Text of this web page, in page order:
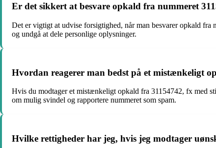
Er det sikkert at besvare opkald fra nummeret
Det er vigtigt at udvise forsigtighed, når man besvarer opkald
og undgå at dele personlige oplysninger.
Hvordan reagerer man bedst på et mistænkeligt
Hvis du modtager et mistænkeligt opkald fra 31154742, fx med
om mulig svindel og rapportere nummeret som spam.
Hvilke rettigheder har jeg, hvis jeg modtager